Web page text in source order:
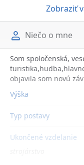
Zobraziť
Niečo o mne
Som spoločenská,
objavila som novú
Výška
Typ postavy
Ukončené vzdelanie